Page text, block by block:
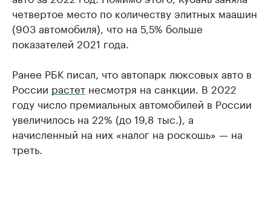
четвертое место по количеству элитных маашин
(903 автомобиля), что на 5,5% больше
показателей 2021 года.
Ранее РБК писал, что автопарк люксовых авто в
России растет несмотря на санкции. В 2022
году число премиальных автомобилей в России
увеличилось на 22% (до 19,8 тыс.), а
начисленный на них «налог на роскошь» — на
треть.